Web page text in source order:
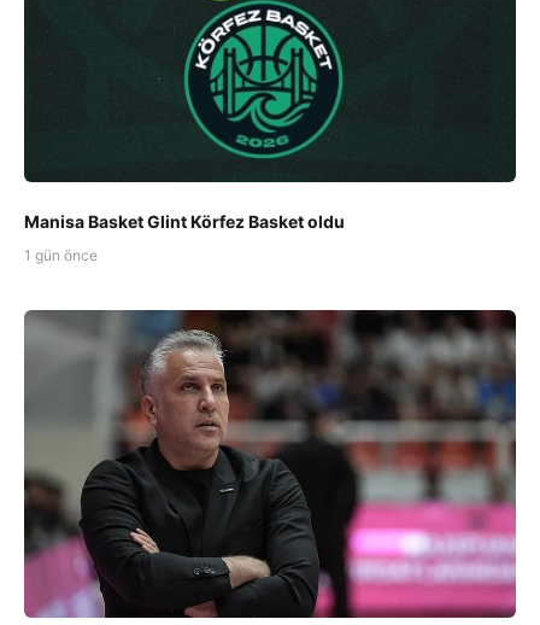
Manisa Basket Glint Körfez Basket oldu
1 gün önce